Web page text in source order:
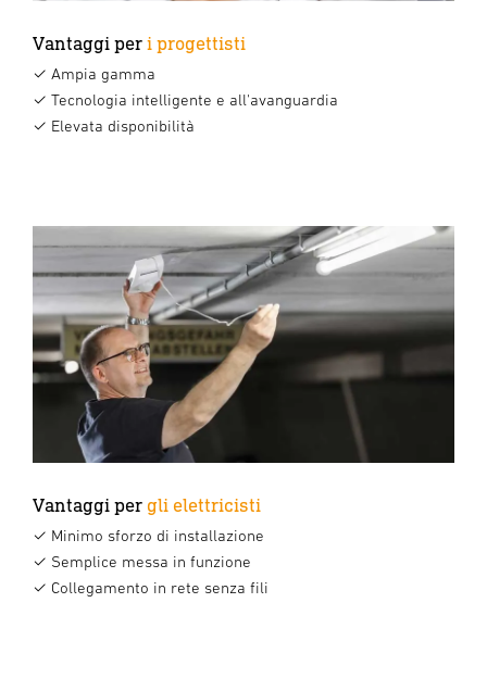
Vantaggi peri progettisti
✓ Ampia gamma
✓ Tecnologia intelligente e all'avanguardia
✓ Elevata disponibilità
Vantaggi per gli elettricisti
✓ Minimo sforzo di installazione
✓ Semplice messa in funzione
✓ Collegamento in rete senza fili